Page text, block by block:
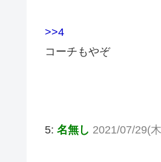
>>4
コーチもやぞ
5: 名無し 2021/07/29(